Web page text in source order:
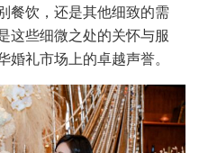
餐饮，还是其他细致的需
这些细微之处的关怀与服
礼市场上的卓越声誉。